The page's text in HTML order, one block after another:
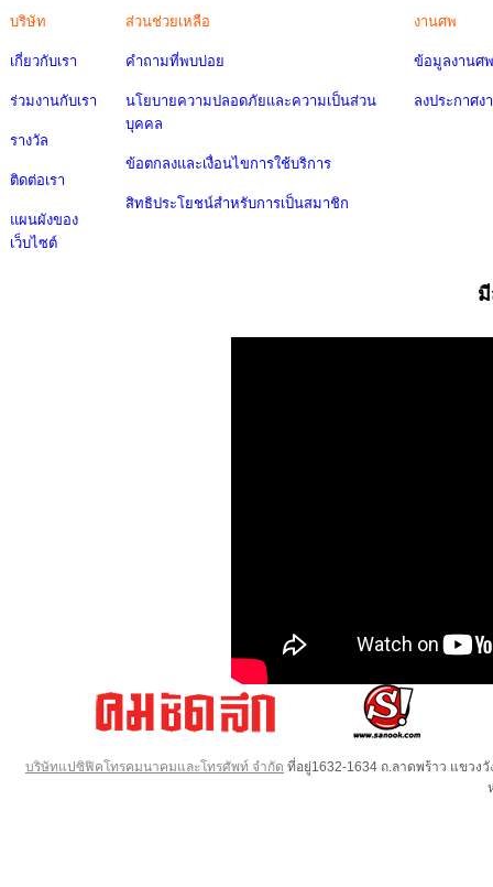
บริษัท
เกี่ยวกับเรา
ร่วมงานกับเรา
รางวัล
ติดต่อเรา
แผนผังของ
เว็บไซต์
ส่วนช่วยเหลือ
คำถามที่พบบ่อย
นโยบายความปลอดภัยและความเป็นส่วน
บุคคล
ข้อตกลงและเงื่อนไขการใช้บริการ
สิทธิประโยชน์สำหรับการเป็นสมาชิก
งานศพ
ข้อมูลงานศพ
ลงประกาศง
บริษัทแปซิฟิคโทรคมนาคมและโทรศัพท์ จำกัด ที่อยู่1632-1634 ถ.ลาดพร้าว แขวง